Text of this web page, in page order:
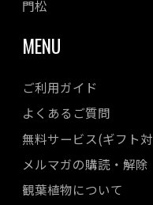
門松
MENU
ご利用ガイド
よくあるご質問
無料サービス(ギフト
メルマガの購読・解除
観葉植物について